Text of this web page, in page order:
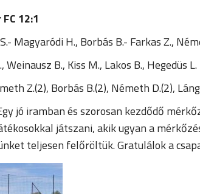
12:1
Magyaródi H., Borbás B.- Farkas Z.,
Weinausz B., Kiss M., Lakos B., Hegedüs L.
Z.(2), Borbás B.(2), Németh D.(2),
jó iramban és szorosan kezdődő
játszani, akik ugyan a
teljesen felőröltük. Gratulálok a